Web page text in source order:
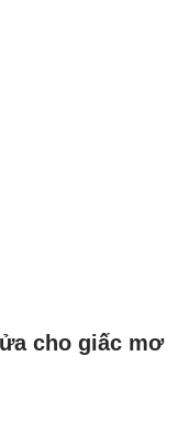
cho giấc mơ